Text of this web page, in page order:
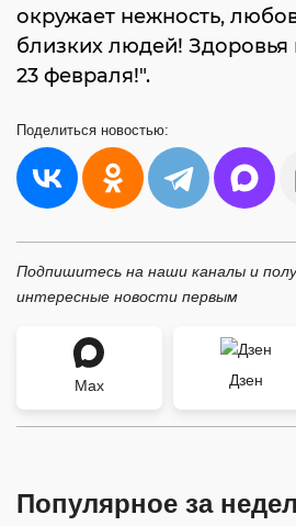
окружает нежность,
близких людей! Здоровья
23 февраля!".
Поделиться новостью:
Подпишитесь на наши каналы и
интересные новости первым
Max Дзен
Популярное за